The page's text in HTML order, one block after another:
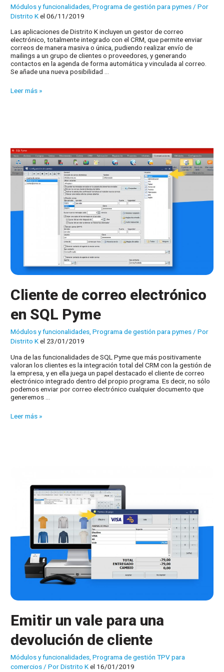
Módulos y funcionalidades ,Programa de gestión para pymes / Por
Distrito Kel 06/11/2019
Las aplicaciones de Distrito K incluyen un gestor de correo
electrónico, totalmente integrado con el CRM, que permite enviar
correos de manera masiva o única, pudiendo realizar envío de
mailings a un grupo de clientes o proveedores, y generando
contactos en la agenda de forma automática y vinculada al correo.
Se añade una nueva posibilidad …
Gestión
Leer más »
Cliente de correo electrónico
en SQL Pyme
Módulos y funcionalidades,Programa de gestión para pymes/ Por
Distrito Kel 23/01/2019
Una de las funcionalidades de SQL Pyme que más positivamente
valoran los clientes es la integración total del CRM con la gestión de
la empresa, y en ella juega un papel destacado el cliente de correo
electrónico integrado dentro del propio programa. Es decir, no sólo
podemos enviar por correo electrónico cualquier documento que
generemos …
Cliente
Leer más »
Emitir un vale para una
devolución de cliente
Módulos y funcionalidades ,Programa de gestión TPV para
comercios / PorDistrito Kel 16/01/2019